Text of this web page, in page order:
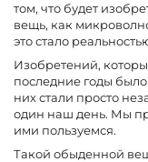
том, что будет
вещь, как
это стало
Изобретений,
последние годы
них стали просто
один наш день. Мы
ими пользуемся.
Такой обыденной